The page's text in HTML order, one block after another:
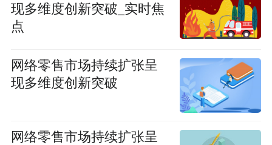
现多维度创新突破_实时焦
点
网络零售市场持续扩张呈
现多维度创新突破
网络零售市场持续扩张呈